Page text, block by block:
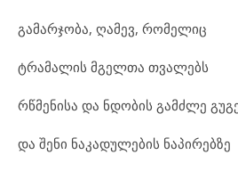
გამარჯობა, ღამევ, რომელიც
ტრამალის მგელთა თვალებს
რწმენისა და ნდობის გამძლე გუ
და შენი ნაკადულების ნაპირებზე